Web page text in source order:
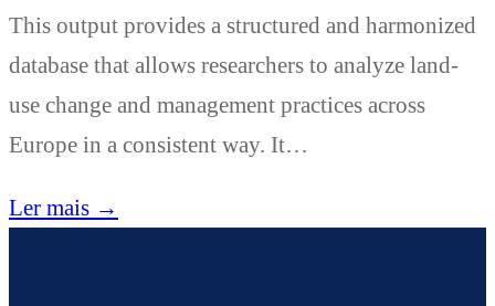
This output provides a structured and harmonized
database that allows researchers to analyze land-
use change and management practices across
Europe in a consistent way. It…
Ler mais →